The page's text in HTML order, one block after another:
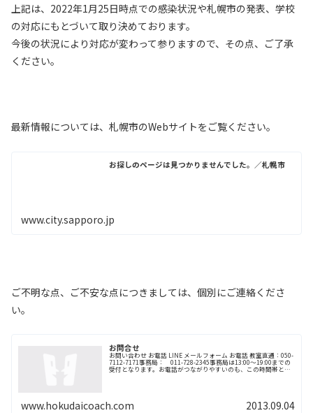
上記は、2022年1月25日時点での感染状況や札幌市の発表、学校
の対応にもとづいて取り決めております。
今後の状況により対応が変わって参りますので、その点、ご了承
ください。
最新情報については、札幌市のWebサイトをご覧ください。
お探しのページは見つかりませんでした。／札幌市
www.city.sapporo.jp
ご不明な点、ご不安な点につきましては、個別にご連絡くださ
い。
お問合せ
お問い合わせ お電話 LINE メールフォーム お電話 教室直通：050-
7112-7171事務局： 011-728-2345事務局は13:00〜19:00までの
受付となります。お電話がつながりやすいのも、この時間帯とな
www.hokudaicoach.com 2013.09.04